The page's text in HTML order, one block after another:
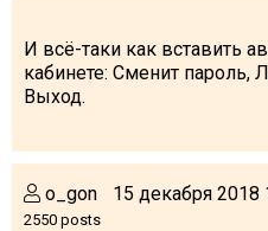
И всё-таки как вставить
кабинете: Сменит
Выход.
o_gon
2550 posts
15 декабря 2018